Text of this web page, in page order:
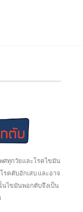
ศทุกวัยและโรคไขมัน
รคตับอักเสบ และอาจ
นไขมันพอกตับจึงเป็น